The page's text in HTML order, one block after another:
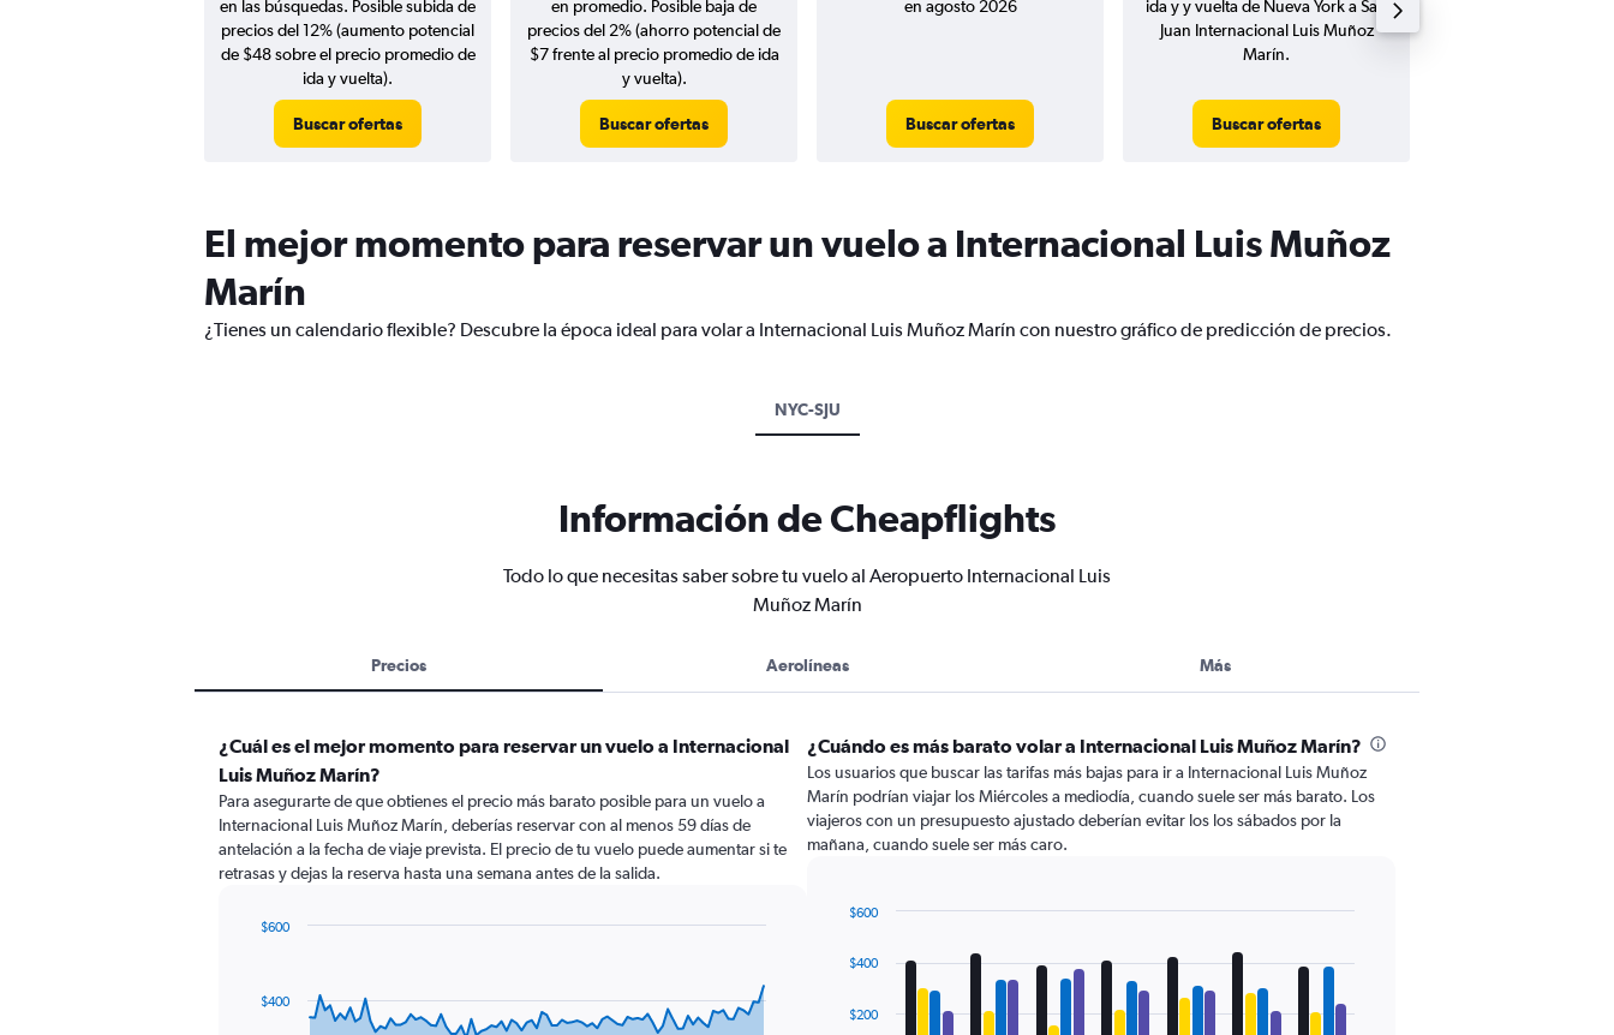
en las búsquedas. Posible subida de
precios del 12% (aumento potencial
de $48 sobre el precio promedio de
ida y vuelta).
Buscar ofertas
en promedio. Posible baja de
precios del 2% (ahorro potencial de
$7 frente al precio promedio de ida
y vuelta).
Buscar ofertas
en agosto 2026
Buscar ofertas
ida y y vuelta de Nueva York a San
Juan Internacional Luis Muñoz
Marín.
Buscar ofertas
El mejor momento para reservar un vuelo a Internacional Luis Muñoz
Marín
¿Tienes un calendario flexible? Descubre la época ideal para volar a Internacional Luis Muñoz Marín con nuestro gráfico de predicción de precios.
NYC-SJU
Información de Cheapflights
Todo lo que necesitas saber sobre tu vuelo al Aeropuerto Internacional Luis
Muñoz Marín
Precios Aerolíneas Más
¿Cuál es el mejor momento para reservar un vuelo a Internacional
Luis Muñoz Marín?
Para asegurarte de que obtienes el precio más barato posible para un vuelo a
Internacional Luis Muñoz Marín, deberías reservar con al menos 59 días de
antelación a la fecha de viaje prevista. El precio de tu vuelo puede aumentar si te
retrasas y dejas la reserva hasta una semana antes de la salida.
data
$400
$600
¿Cuándo es más barato volar a Internacional Luis Muñoz Marín?
Los usuarios que buscar las tarifas más bajas para ir a Internacional Luis Muñoz
Marín podrían viajar los Miércoles a mediodía, cuando suele ser más barato. Los
viajeros con un presupuesto ajustado deberían evitar los los sábados por la
mañana, cuando suele ser más caro.
chart
with
data
$200
$400
$600